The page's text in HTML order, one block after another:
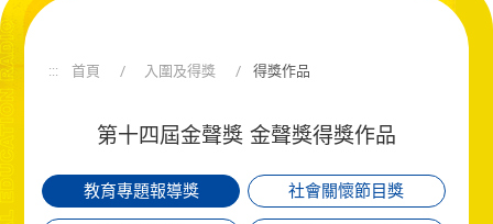
::: 首頁 入圍及得獎 得獎作品
第十四屆金聲獎 金聲獎得獎作品
教育專題報導獎 社會關懷節目獎